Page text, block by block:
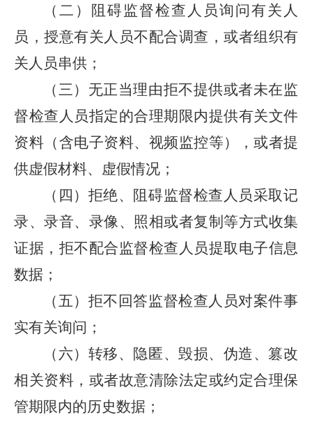
（二）阻碍监督检查人员询问有关人
员，授意有关人员不配合调查，或者组织有
关人员串供；
（三）无正当理由拒不提供或者未在监
督检查人员指定的合理期限内提供有关文件
资料（含电子资料、视频监控等），或者提
供虚假材料、虚假情况；
（四）拒绝、阻碍监督检查人员采取记
录、录音、录像、照相或者复制等方式收集
证据，拒不配合监督检查人员提取电子信息
数据；
（五）拒不回答监督检查人员对案件事
实有关询问；
（六）转移、隐匿、毁损、伪造、篡改
相关资料，或者故意清除法定或约定合理保
管期限内的历史数据；